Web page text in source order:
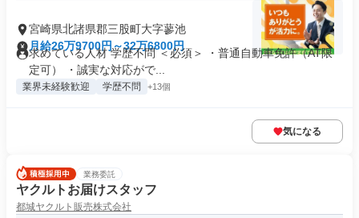
宮崎県北諸県郡三股町大字蓼池
月給26万9700円～32万6800円
求めている人材 学歴不問 ＜必須＞ ・普通自動車免許（AT限
定可） ・誠実な対応がで...
業界未経験歓迎 学歴不問 +13個
気になる
業務委託
ヤクルトお届けスタッフ
都城ヤクルト販売株式会社